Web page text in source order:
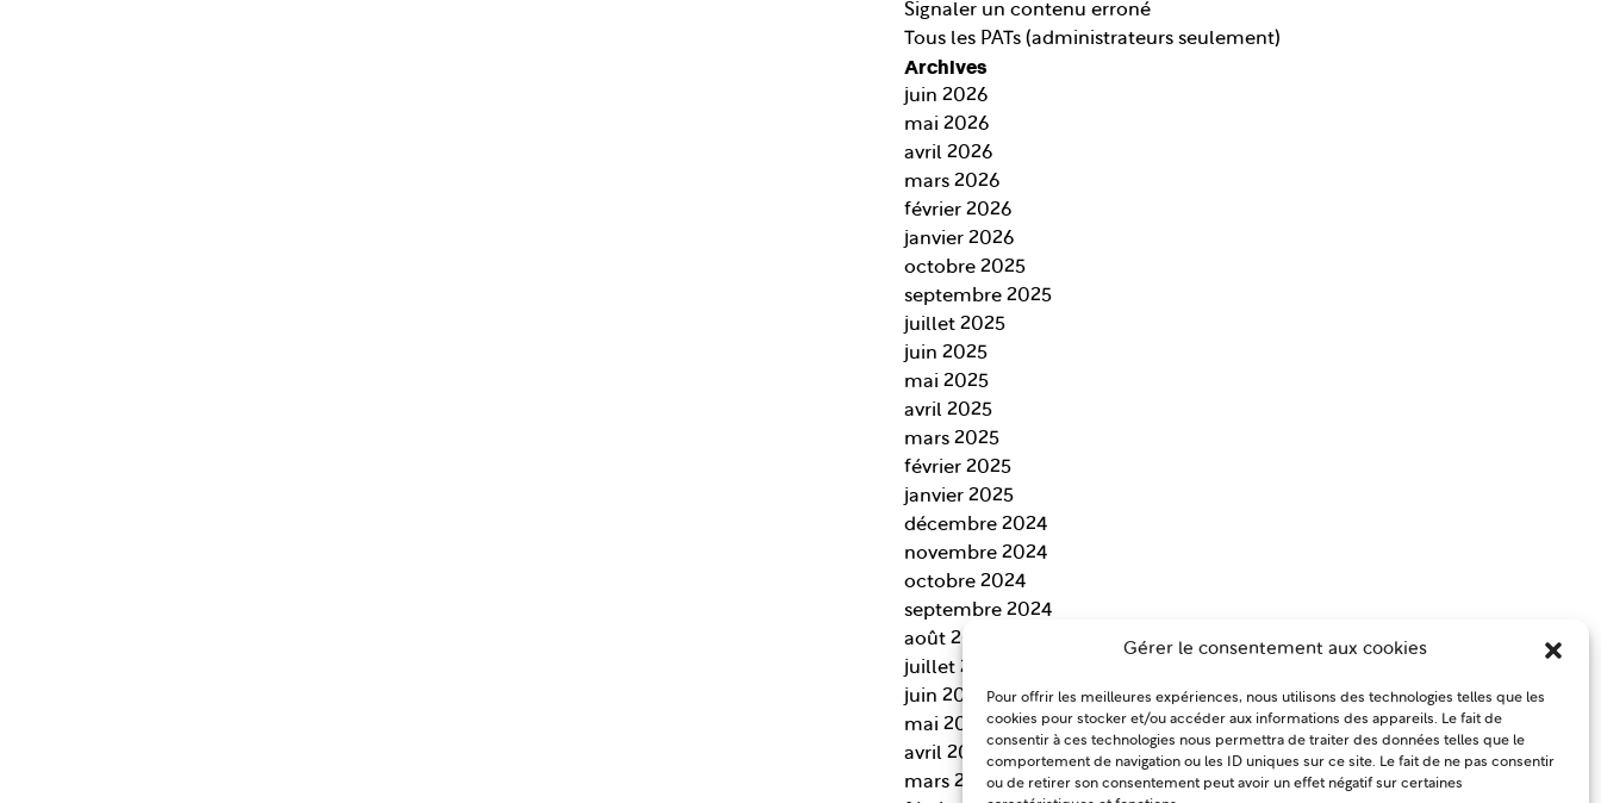
Gérer le consentement aux cookies
Pour offrir les meilleures expériences, nous utilisons des technologies telles que les
cookies pour stocker et/ou accéder aux informations des appareils. Le fait de
consentir à ces technologies nous permettra de traiter des données telles que le
comportement de navigation ou les ID uniques sur ce site. Le fait de ne pas consentir
ou de retirer son consentement peut avoir un effet négatif sur certaines
Signaler un contenu erroné
Tous les PATs (administrateurs seulement)
Archives
juin 2026
mai 2026
avril 2026
mars 2026
février 2026
janvier 2026
octobre 2025
septembre 2025
juillet 2025
juin 2025
mai 2025
avril 2025
mars 2025
février 2025
janvier 2025
décembre 2024
novembre 2024
octobre 2024
septembre 2024
août 2024
juillet 2024
juin 2024
mai 2024
avril 2024
mars 2024